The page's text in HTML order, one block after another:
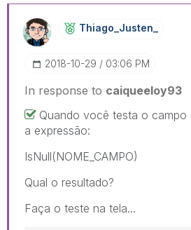
Thiago_Justen_
‎2018-10-29 03:06 PM
In response to caiqueeloy93
Quando você testa o campo
a expressão:
IsNull(NOME_CAMPO)
Qual o resultado?
Faça o teste na tela...